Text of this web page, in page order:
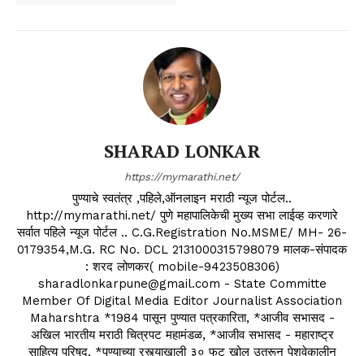
SHARAD LONKAR
https://mymarathi.net/
पुण्याचे स्वतंत्र ,पहिले,ऑनलाइन मराठी न्यूज पोर्टल..
http://mymarathi.net/ पुणे महापालिकेची मुख्य सभा लाईव्ह करणारे
सर्वात पहिले न्यूज पोर्टल .. C.G.Registration No.MSME/ MH- 26-
0179354,M.G. RC No. DCL 2131000315798079 मालक-संपादक
: शरद लोणकर( mobile-9423508306)
sharadlonkarpune@gmail.com - State Committe
Member Of Digital Media Editor Journalist Association
Maharshtra *1984 पासून पुण्यात पत्रकारिता, *आजीव सभासद -
अखिल भारतीय मराठी चित्रपट महामंडळ, *आजीव सभासद - महाराष्ट्र
साहित्य परिषद, *पुण्याच्या रस्त्याखाली ३० फुट खोल उतरून पेशवेकालीन